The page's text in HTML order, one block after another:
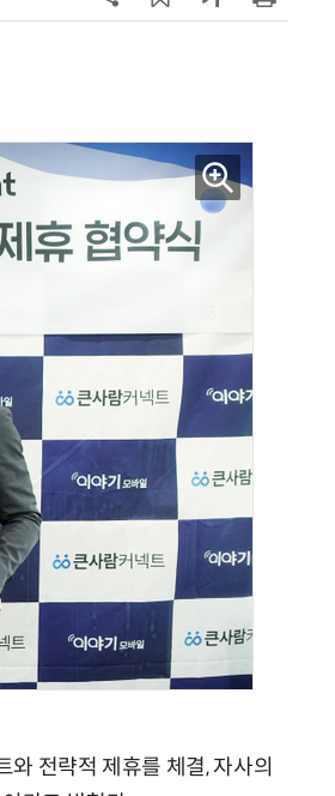
전략적 제휴를 체결, 자사의
해 600억 투입
2분기 영업익 67%↑…AIDC
출 2배 늘어